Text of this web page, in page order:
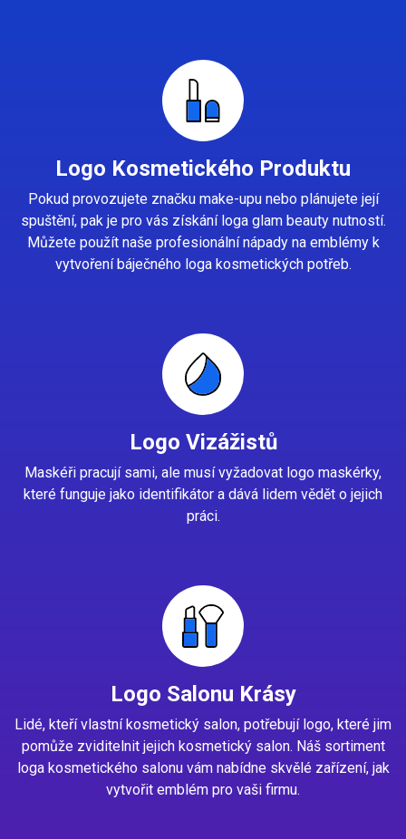
Logo Kosmetického Produktu
Pokud provozujete značku make-upu nebo plánujete její
spuštění, pak je pro vás získání loga glam beauty nutností.
Můžete použít naše profesionální nápady na emblémy k
vytvoření báječného loga kosmetických potřeb.
Logo Vizážistů
Maskéři pracují sami, ale musí vyžadovat logo maskérky,
které funguje jako identifikátor a dává lidem vědět o jejich
práci.
Logo Salonu Krásy
Lidé, kteří vlastní kosmetický salon, potřebují logo, které jim
pomůže zviditelnit jejich kosmetický salon. Náš sortiment
loga kosmetického salonu vám nabídne skvělé zařízení, jak
vytvořit emblém pro vaši firmu.